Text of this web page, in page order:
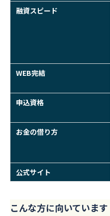
融資スピード
WEB完結
申込資格
お金の借り方
公式サイト
こんな方に向いています